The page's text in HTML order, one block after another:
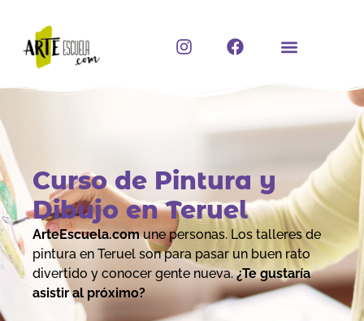
contenido
I
n
m
F
a
Curso de Pintura y
Dibujo en Teruel
ArteEscuela.comune personas. Los talleres de
pintura en Teruel son para pasar un buen rato
divertido y conocer gente nueva.¿Te gustaría
asistir al próximo?